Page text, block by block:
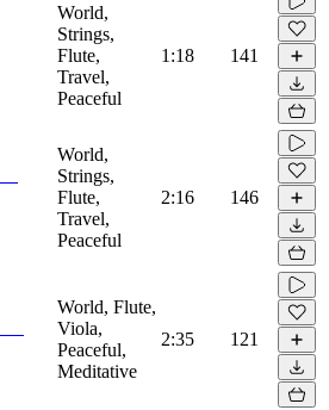
World,
Strings,
Flute,
Travel,
Peaceful
1:18 141
World,
Strings,
Flute,
Travel,
Peaceful
2:16 146
World, Flute,
Viola,
Peaceful,
Meditative
2:35 121